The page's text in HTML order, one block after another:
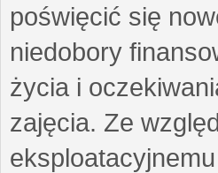
poświęcić się
niedobory
życia i
zajęcia. Ze